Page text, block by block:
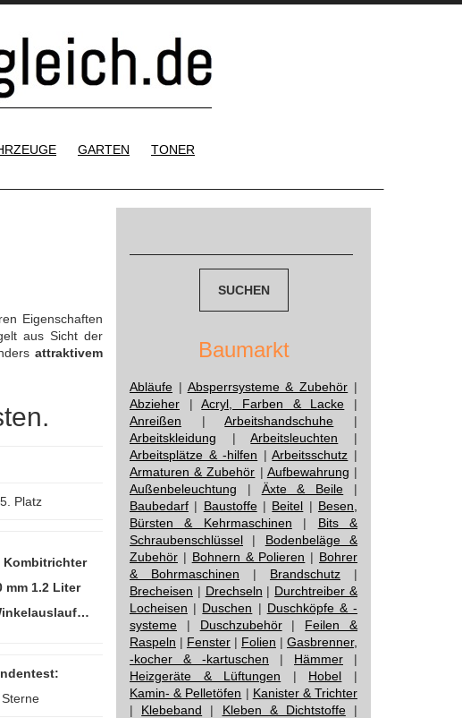
GARTEN TONER
Eigenschaften
aus Sicht der
attraktivem
5. Platz
Kombitrichter
mm 1.2 Liter
Sterne
Baumarkt
Abläufe | Absperrsysteme & Zubehör |
Abzieher |Acryl, Farben & Lacke |
Anreißen |Arbeitshandschuhe |
Arbeitskleidung |Arbeitsleuchten |
Arbeitsplätze & -hilfen |Arbeitsschutz |
Armaturen & Zubehör | Aufbewahrung |
Außenbeleuchtung | Äxte & Beile |
Baubedarf | Baustoffe| Beitel | Besen,
Bürsten & Kehrmaschinen | Bits &
Schraubenschlüssel | Bodenbeläge &
Zubehör | Bohnern & Polieren | Bohrer
& Bohrmaschinen | Brandschutz |
Brecheisen | Drechseln | Durchtreiber &
Locheisen | Duschen | Duschköpfe & -
systeme | Duschzubehör| Feilen &
Raspeln | Fenster | Folien | Gasbrenner,
-kocher & -kartuschen | Hämmer |
Heizgeräte & Lüftungen | Hobel |
Kamin- & Pelletöfen | Kanister & Trichter
| Klebeband | Kleben & Dichtstoffe|